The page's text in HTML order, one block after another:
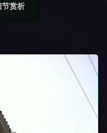
赏析